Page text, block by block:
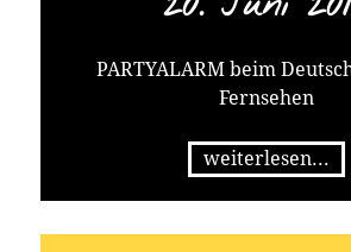
PARTYALARM beim
Fernsehen
weiterlesen...